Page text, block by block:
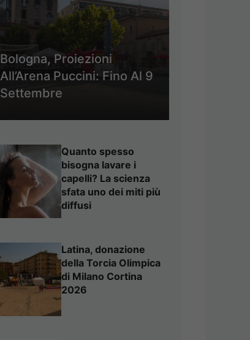
Bologna, Proiezioni
All’Arena Puccini: Fino Al 9
Settembre
Quanto spesso
bisogna lavare i
capelli? La scienza
sfata uno dei miti più
diffusi
Latina, donazione
della Torcia Olimpica
di Milano Cortina
2026